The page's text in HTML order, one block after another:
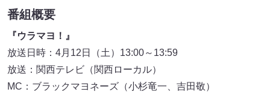
番組概要
『ウラマヨ！』
放送日時：4月12日（土）13:00～13:59
放送：関西テレビ（関西ローカル）
MC：ブラックマヨネーズ（小杉竜一、吉田敬）